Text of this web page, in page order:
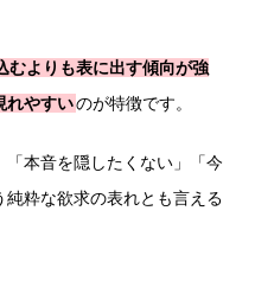
むよりも表に出す傾向が強
れやすいのが特徴です。
本音を隠したくない」「今
粋な欲求の表れとも言える